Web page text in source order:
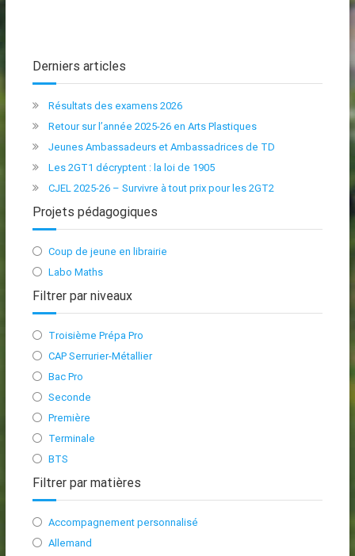
Derniers articles
Résultats des examens 2026
Retour sur l’année 2025-26 en Arts Plastiques
Jeunes Ambassadeurs et Ambassadrices de TD
Les 2GT1 décryptent : la loi de 1905
CJEL 2025-26 – Survivre à tout prix pour les 2GT2
Projets pédagogiques
Coup de jeune en librairie
Labo Maths
Filtrer par niveaux
Troisième Prépa Pro
CAP Serrurier-Métallier
Bac Pro
Seconde
Première
Terminale
BTS
Filtrer par matières
Accompagnement personnalisé
Allemand